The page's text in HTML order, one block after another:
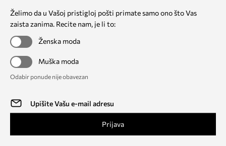
Želimo da u Vašoj pristigloj pošti primate samo ono što Vas
zaista zanima. Recite nam, je li to:
Ženska moda
Muška moda
Odabir ponude nije obavezan
Prijava